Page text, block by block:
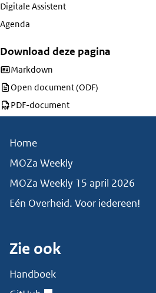
Digitale Assistent
Agenda
Download deze pagina
Download deze pagina als
Markdown
Download deze pagina als
Open document (ODF)
Download deze pagina als
PDF-document
Home
MOZa Weekly
MOZa Weekly 15 april 2026
Eén Overheid. Voor iedereen!
Zie ook
Handboek